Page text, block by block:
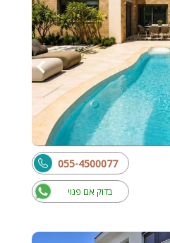
בדוק אם פנוי
055-4500077